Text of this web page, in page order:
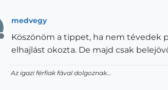
Offline
medvegy
Köszönöm a tippet, ha nem tévedek
elhajlást okozta. De majd csak
Az igazi férfiak fával dolgoznak...